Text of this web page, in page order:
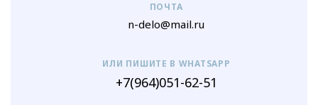
ПОЧТА
n-delo@mail.ru
ИЛИ ПИШИТЕ В WHATSAPP
+7(964)051-62-51